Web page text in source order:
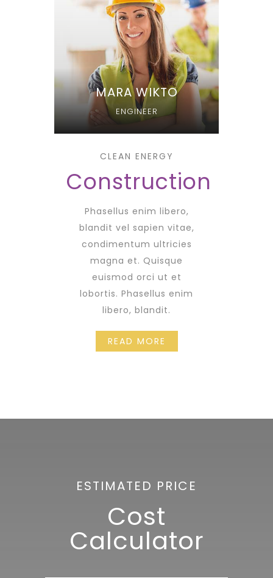
MARA WIKTO
ENGINEER
CLEAN ENERGY
Construction
Phasellus enim libero,
blandit vel sapien vitae,
condimentum ultricies
magna et. Quisque
euismod orci ut et
lobortis. Phasellus enim
libero, blandit.
READ MORE
ESTIMATED PRICE
Cost
Calculator